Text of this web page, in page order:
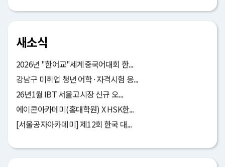
새소식
2026년 "한어교"세계중국어대회 한...
강남구 미취업 청년 어학·자격시험 응...
26년1월 IBT 서울고시장 신규 오...
에이콘아카데미(홍대학원) X HSK한...
[서울공자아카데미] 제12회 한국 대...